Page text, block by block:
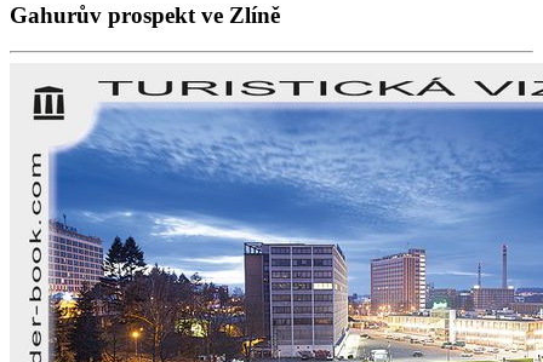
Gahurův prospekt ve Zlíně